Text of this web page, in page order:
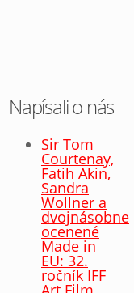
Napísali o nás
Sir Tom
Courtenay,
Fatih Akin,
Sandra
Wollner a
dvojnásobne
ocenené
Made in
EU: 32.
ročník IFF